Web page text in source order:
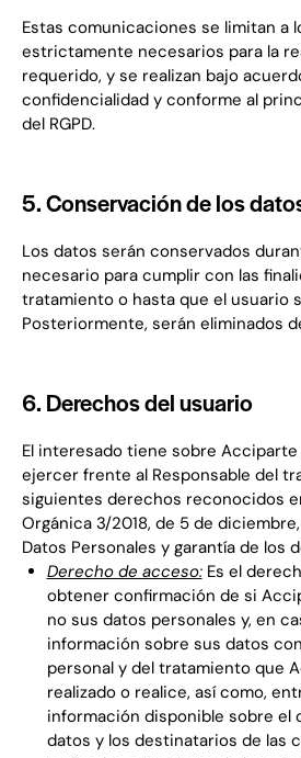
Estas comunicaciones se limitan a
estrictamente necesarios para la
requerido, y se realizan bajo
confidencialidad y conforme al
del RGPD.
5. Conservación de los
Los datos serán conservados
necesario para cumplir con las
tratamiento o hasta que el usuario
Posteriormente, serán eliminados
6. Derechos del usuario
El interesado tiene sobre
ejercer frente al Responsable del
siguientes derechos reconocidos
Orgánica 3/2018, de 5 de
Datos Personales y garantía de los
Derecho de acceso:Es el
obtener confirmación de si
no sus datos personales y, en
información sobre sus datos
personal y del tratamiento que
realizado o realice, así como,
información disponible sobre el
datos y los destinatarios de las